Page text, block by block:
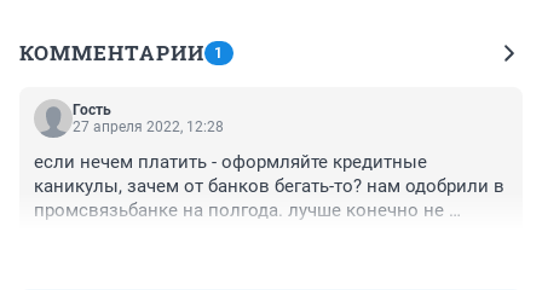
КОММЕНТАРИИ 1
Гость
27 апреля 2022, 12:28
если нечем платить - оформляйте кредитные
каникулы, зачем от банков бегать-то? нам одобрили в
промсвязьбанке на полгода. лучше конечно не